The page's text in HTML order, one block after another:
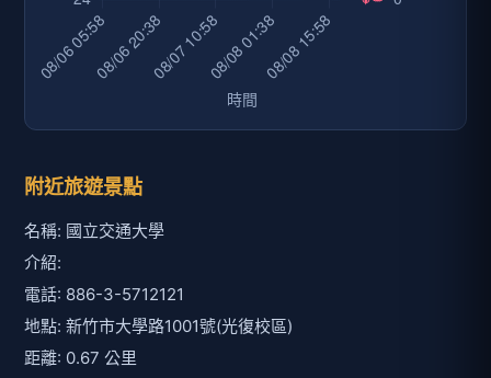
附近旅遊景點
名稱: 國立交通大學
介紹:
電話: 886-3-5712121
地點: 新竹市大學路1001號(光復校區)
距離: 0.67 公里